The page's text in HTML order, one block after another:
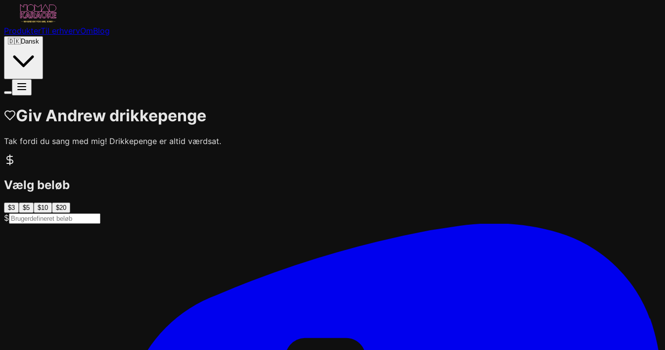
ProdukterTil erhvervOmBlog
🇩🇰Dansk
Giv Andrew drikkepenge
Tak fordi du sang med mig! Drikkepenge er altid værdsat.
Vælg beløb
$3 $5 $10 $20
$